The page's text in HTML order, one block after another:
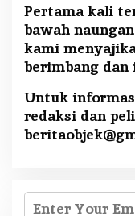
Pertama kali
bawah
kami
berimbang dan
Untuk
redaksi dan